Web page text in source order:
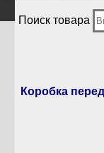
Поиск товара
Коробка